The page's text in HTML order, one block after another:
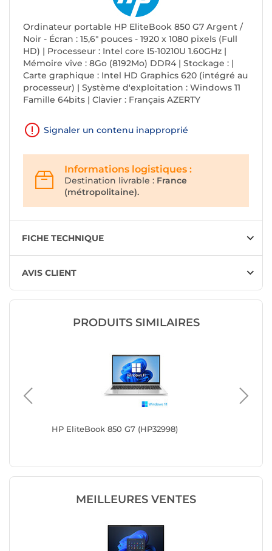
Ordinateur portable HP EliteBook 850 G7 Argent /
Noir - Écran : 15,6" pouces - 1920 x 1080 pixels (Full
HD) | Processeur : Intel core I5-10210U 1.60GHz |
Mémoire vive : 8Go (8192Mo) DDR4 | Stockage : |
Carte graphique : Intel HD Graphics 620 (intégré au
processeur) | Système d'exploitation : Windows 11
Famille 64bits | Clavier : Français AZERTY
Signaler un contenu inapproprié
Informations logistiques :
Destination livrable : France
(métropolitaine).
FICHE TECHNIQUE
AVIS CLIENT
PRODUITS SIMILAIRES
HP EliteBook 850 G7 (HP32998)
MEILLEURES VENTES